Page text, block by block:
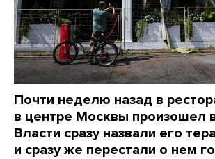
Почти неделю назад в
в центре Москвы произошел
Власти сразу назвали его
и сразу же перестали о нем